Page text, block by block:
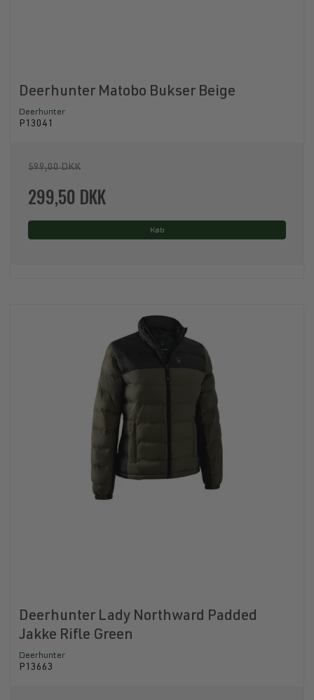
Deerhunter Matobo Bukser Beige
Deerhunter
P13041
599,00 DKK
299,50 DKK
Køb
Deerhunter Lady Northward Padded
Jakke Rifle Green
Deerhunter
P13663